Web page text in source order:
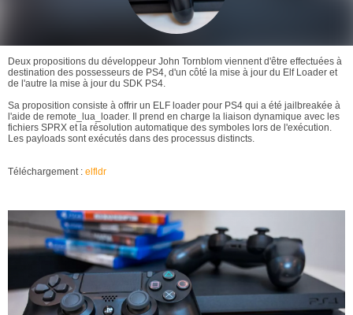
Deux propositions du développeur John Tornblom viennent d'être effectuées à
destination des possesseurs de PS4, d'un côté la mise à jour du Elf Loader et
de l'autre la mise à jour du SDK PS4.
Sa proposition consiste à offrir un ELF loader pour PS4 qui a été jailbreakée à
l'aide de remote_lua_loader. Il prend en charge la liaison dynamique avec les
fichiers SPRX et la résolution automatique des symboles lors de l'exécution.
Les payloads sont exécutés dans des processus distincts.
Téléchargement : elfldr